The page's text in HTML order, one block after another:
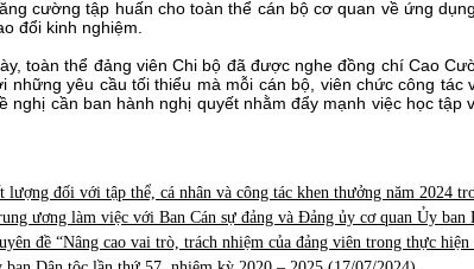
cường tập huấn cho toàn thể cán bộ cơ quan về ứng
đổi kinh nghiệm.
toàn thể đảng viên Chi bộ đã được nghe đồng chí Cao
những yêu cầu tối thiểu mà mỗi cán bộ, viên chức công
nghị cần ban hành nghị quyết nhằm đẩy mạnh việc học
đối với tập thể, cá nhân và công tác khen thưởng năm 2024
ương làm việc với Ban Cán sự đảng và Đảng ủy cơ quan Ủy ban
đề “Nâng cao vai trò, trách nhiệm của đảng viên trong thực